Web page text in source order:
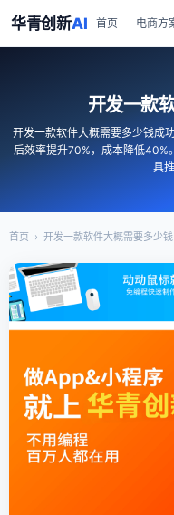
华青创新AI 首页 电商方
开发一款
开发一款软件大概需要多少钱成
后效率提升70%，成本降低40%
具
首页 › 开发一款软件大概需要多少钱